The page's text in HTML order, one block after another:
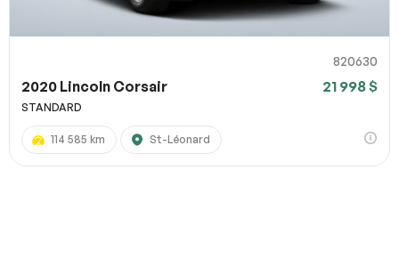
820630
2020 Lincoln Corsair 21 998 $
STANDARD
114 585 km St-Léonard